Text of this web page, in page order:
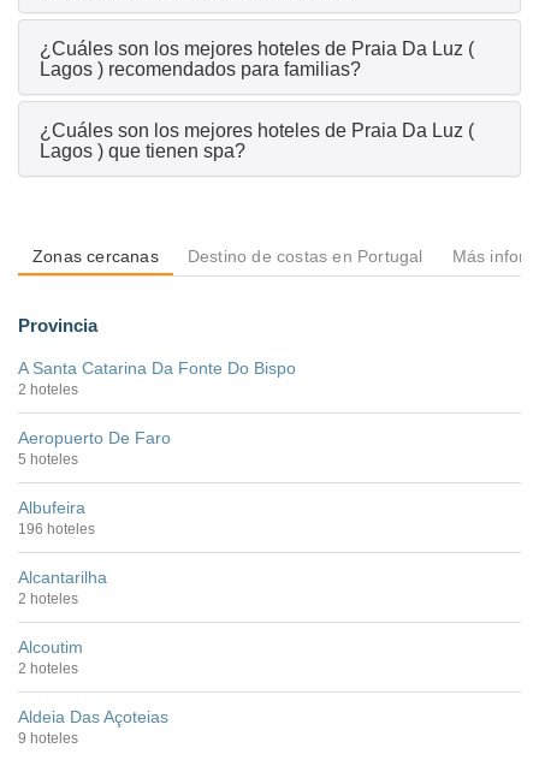
¿Cuáles son los mejores hoteles de Praia Da Luz (
Lagos ) recomendados para familias?
¿Cuáles son los mejores hoteles de Praia Da Luz (
Lagos ) que tienen spa?
Zonas cercanas Destino de costas en Portugal Más
Provincia
A Santa Catarina Da Fonte Do Bispo
2 hoteles
Aeropuerto De Faro
5 hoteles
Albufeira
196 hoteles
Alcantarilha
2 hoteles
Alcoutim
2 hoteles
Aldeia Das Açoteias
9 hoteles